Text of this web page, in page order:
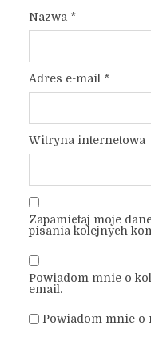
Nazwa *
Adres e-mail *
Witryna internetowa
Zapamiętaj moje
pisania kolejnych
Powiadom mnie o
email.
Powiadom mnie o